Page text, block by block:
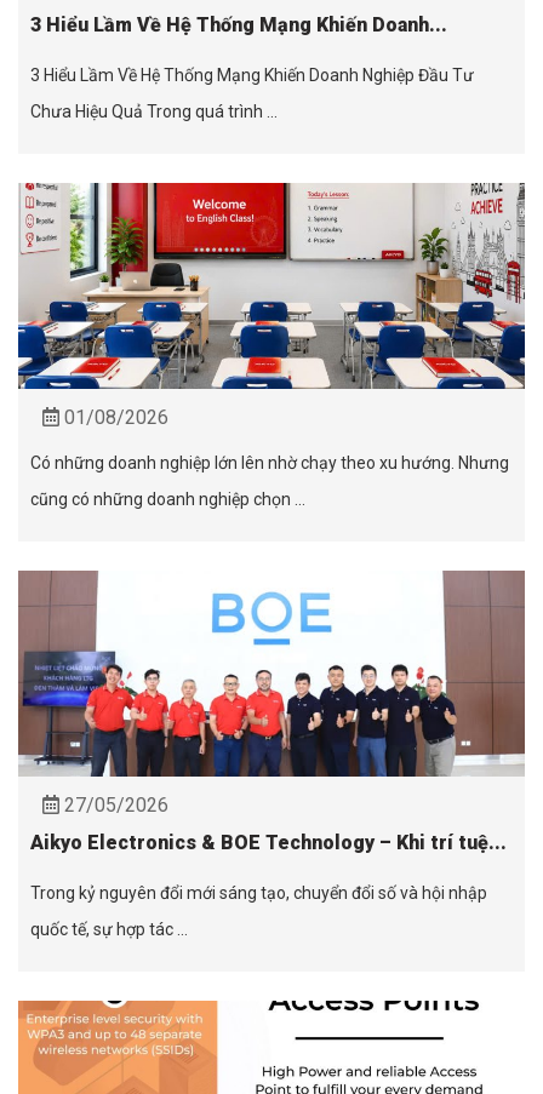
3 Hiểu Lầm Về Hệ Thống Mạng Khiến Doanh...
3 Hiểu Lầm Về Hệ Thống Mạng Khiến Doanh Nghiệp Đầu Tư
Chưa Hiệu Quả Trong quá trình ...
01/08/2026
Có những doanh nghiệp lớn lên nhờ chạy theo xu hướng. Nhưng
cũng có những doanh nghiệp chọn ...
27/05/2026
Aikyo Electronics & BOE Technology – Khi trí tuệ...
Trong kỷ nguyên đổi mới sáng tạo, chuyển đổi số và hội nhập
quốc tế, sự hợp tác ...